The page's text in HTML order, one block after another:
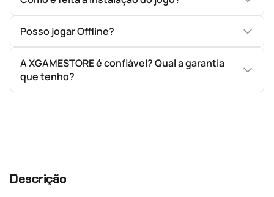
Posso jogar Offline?
A XGAMESTORE é confiável? Qual a garantia
que tenho?
Descrição